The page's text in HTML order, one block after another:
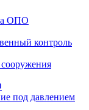
ОПО
контроль
под давлением